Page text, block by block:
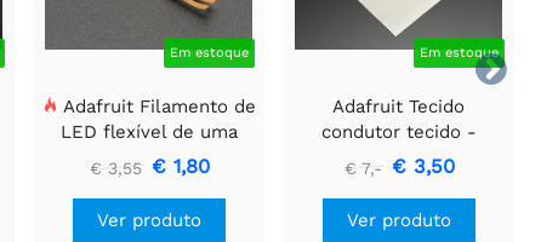

Em estoque
Adafruit Filamento de
LED flexível de uma
ponta só - 3V 25mm de
comprimento - Verde
€ 3,55 € 1,80
Ver produto
Em estoque
Adafruit Tecido
condutor tecido -
quadrado de 20 cm
€ 7,- € 3,50
Ver produto